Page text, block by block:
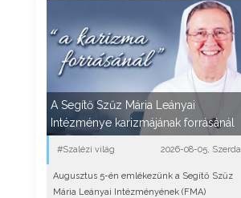
A Segítő Szűz Mária Leányai
Intézménye karizmájának forrásánál
#Szalézi világ 2026-08-05, Szerda
Augusztus 5-én emlékezünk a Segítő Szűz
Mária Leányai Intézményének (FMA)